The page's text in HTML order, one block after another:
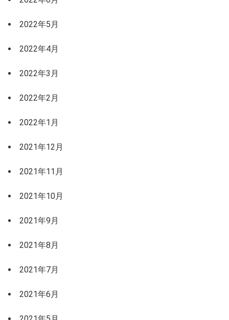
2022年5月
2022年4月
2022年3月
2022年2月
2022年1月
2021年12月
2021年11月
2021年10月
2021年9月
2021年8月
2021年7月
2021年6月